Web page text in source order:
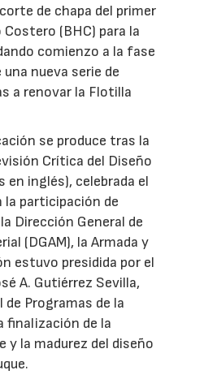
de chapa del primer
(BHC) para la
comienzo a la fase
nueva serie de
a renovar la Flotilla
se produce tras la
Crítica del Diseño
en inglés), celebrada el
la participación de
Dirección General de
(DGAM), la Armada y
estuvo presidida por el
A. Gutiérrez Sevilla,
Programas de la
finalización de la
y la madurez del diseño